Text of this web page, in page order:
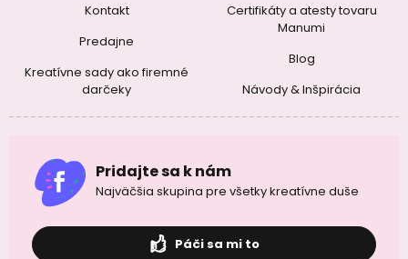
Kontakt
Predajne
Kreatívne sady ako firemné
darčeky
Certifikáty a atesty tovaru
Manumi
Blog
Návody & Inšpirácia
Pridajte sa k nám
Najväčšia skupina pre všetky kreatívne duše
Páči sa mi to